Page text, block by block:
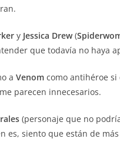
y Jessica Drew(
que todavía no haya
a Venom como antihéroe si
parecen innecesarios.
(personaje que no
es, siento que están de